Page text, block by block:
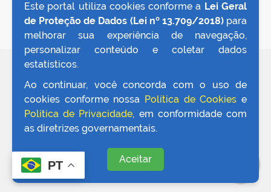
VOLTAR AO TOPO
Este portal utiliza cookies conforme a Lei Geral
de Proteção de Dados (Lei nº 13.709/2018)para
melhorar sua experiência de navegação,
personalizar conteúdo e coletar dados
estatísticos.
Ao continuar, você concorda com o uso de
cookies conforme nossa Política de Cookies e
Política de Privacidade, em conformidade com
as diretrizes governamentais.
Aceitar
PT